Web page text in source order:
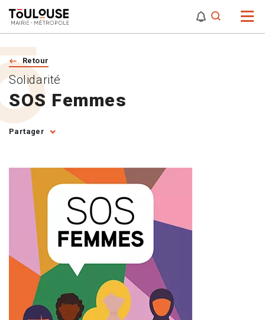
Retour
SOS Femmes
Solidarité
Partager